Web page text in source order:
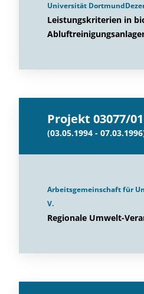
Universität
Leistungskriterien in
Projekt 03077/01
(03.05.1994 -
Arbeitsgemeinschaft für
V.
Regionale Umwelt-